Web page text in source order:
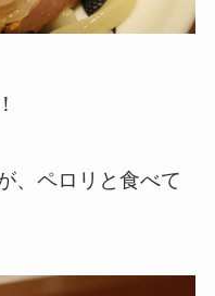
、ペロリと食べて